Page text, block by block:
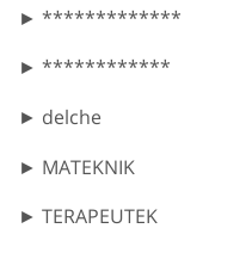
► *************
► ************
► delche
► MATEKNIK
► TERAPEUTEK